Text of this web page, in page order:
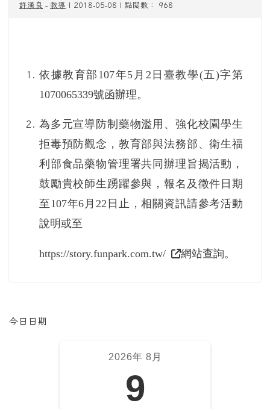
許漢良 - 教導 | 2018-05-08 | 點閱數： 968
依據教育部 107年5 月 2 日臺教學(五)字第
1070065339號函辦理。
為多元宣導防制藥物濫用、強化校園學生
拒毒預防觀念，教育部與法務部、衛生福
利部食品藥物管理署共同辦理旨揭活動，
鼓勵貴校師生踴躍參與，報名及徵件日期
至107年6 月 22 日止，相關資訊請參考活動
說明或至
https://story.funpark.com.tw/ 網站查詢。
左邊區域內容
今日日期
2026年 8月
9